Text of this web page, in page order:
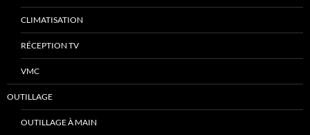
CLIMATISATION
RÉCEPTION TV
VMC
OUTILLAGE
OUTILLAGE À MAIN